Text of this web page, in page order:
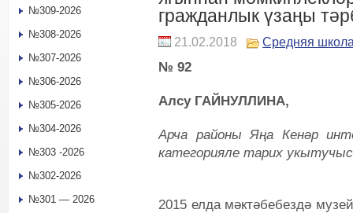
гражданлык үзаңы
21.02.2018 Средняя
№ 92
Алсу ГАЙНУЛЛИНА,
Арча районы Яңа Кенәр
категорияле тарих
2015 елда мәктәбебездә
№309-2026
№308-2026
№307-2026
№306-2026
№305-2026
№304-2026
№303 -2026
№302-2026
№301 — 2026